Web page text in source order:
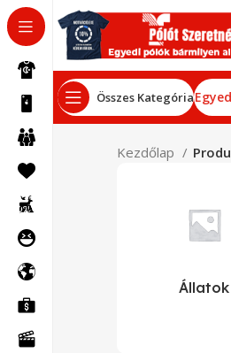
Összes Kategória
Kezdőlap
Állatok